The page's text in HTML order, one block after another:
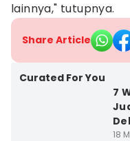
lainnya," tutupnya.
Share Article
Curated For You
7
18